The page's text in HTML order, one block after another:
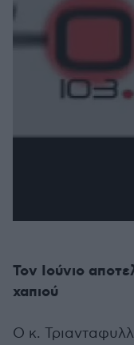
Τον Ιούνιο
χαπιού
Ο κ.